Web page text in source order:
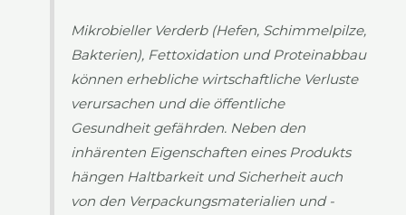
Mikrobieller Verderb (Hefen, Schimmelpilze,
Bakterien), Fettoxidation und Proteinabbau
können erhebliche wirtschaftliche Verluste
verursachen und die öffentliche
Gesundheit gefährden. Neben den
inhärenten Eigenschaften eines Produkts
hängen Haltbarkeit und Sicherheit auch
von den Verpackungsmaterialien und -